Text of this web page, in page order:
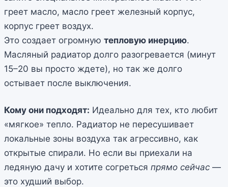
греет масло, масло греет железный корпус,
корпус греет воздух.
Это создает огромную тепловую инерцию.
Масляный радиатор долго разогревается (минут
15–20 вы просто ждете), но так же долго
остывает после выключения.
Кому они подходят: Идеально для тех, кто любит
«мягкое» тепло. Радиатор не пересушивает
локальные зоны воздуха так агрессивно, как
открытые спирали. Но если вы приехали на
ледяную дачу и хотите согреться прямо сейчас —
это худший выбор.